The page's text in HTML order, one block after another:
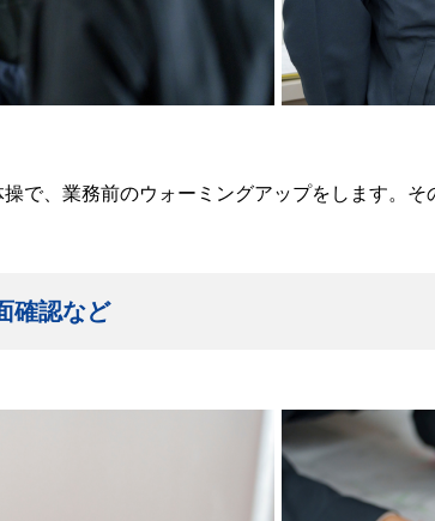
で、業務前のウォーミングアップをします。
確認など